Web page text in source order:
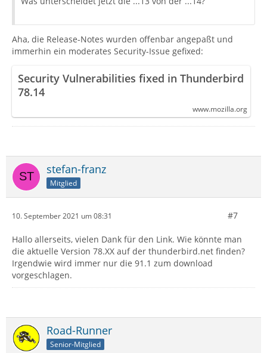
Aha, die Release-Notes wurden offenbar angepaßt und
immerhin ein moderates Security-Issue gefixed:
Security Vulnerabilities fixed in Thunderbird
78.14
www.mozilla.org
stefan-franz
Mitglied
10. September 2021 um 08:31 #7
Hallo allerseits, vielen Dank für den Link. Wie könnte man
die aktuelle Version 78.XX auf der thunderbird.net finden?
Irgendwie wird immer nur die 91.1 zum download
vorgeschlagen.
Road-Runner
Senior-Mitglied